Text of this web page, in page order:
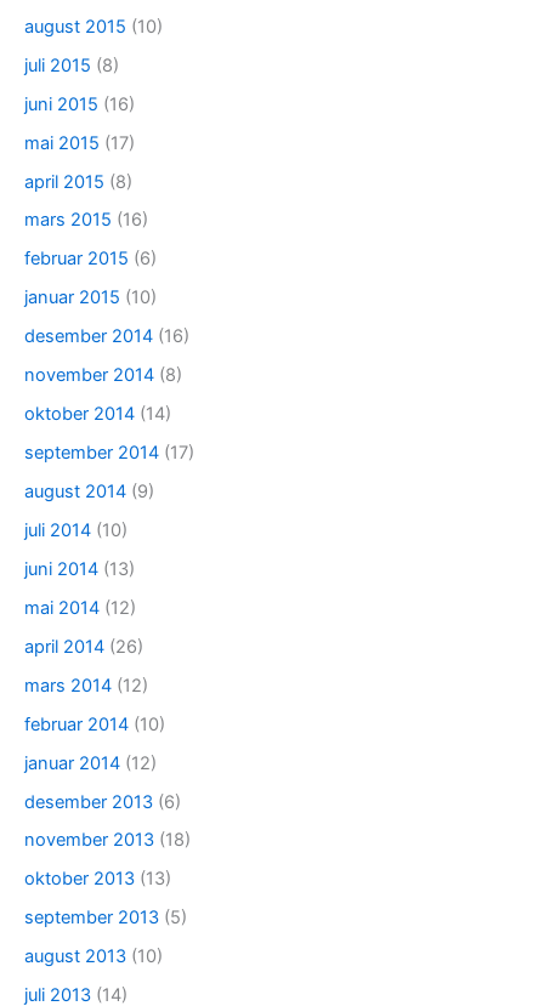
august 2015 (10)
juli 2015 (8)
juni 2015 (16)
mai 2015 (17)
april 2015 (8)
mars 2015 (16)
februar 2015 (6)
januar 2015 (10)
desember 2014 (16)
november 2014 (8)
oktober 2014 (14)
september 2014 (17)
august 2014 (9)
juli 2014 (10)
juni 2014 (13)
mai 2014 (12)
april 2014 (26)
mars 2014 (12)
februar 2014 (10)
januar 2014 (12)
desember 2013 (6)
november 2013 (18)
oktober 2013 (13)
september 2013 (5)
august 2013 (10)
juli 2013 (14)